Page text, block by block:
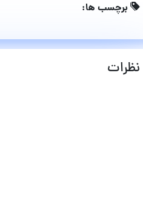
برچسب ها:
نظرات